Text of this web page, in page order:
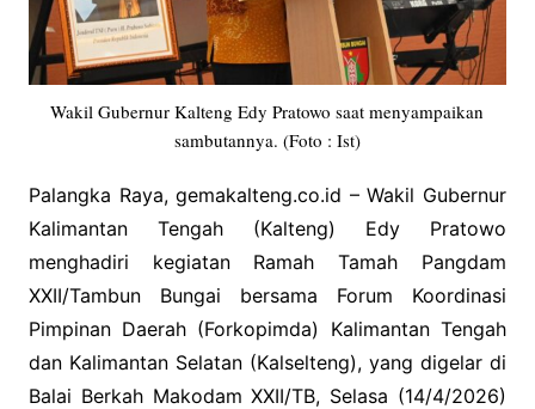
Wakil Gubernur Kalteng Edy Pratowo saat menyampaikan
sambutannya. (Foto : Ist)
Palangka Raya, gemakalteng.co.id – Wakil Gubernur
Kalimantan Tengah (Kalteng) Edy Pratowo
menghadiri kegiatan Ramah Tamah Pangdam
XXII/Tambun Bungai bersama Forum Koordinasi
Pimpinan Daerah (Forkopimda) Kalimantan Tengah
dan Kalimantan Selatan (Kalselteng), yang digelar di
Balai Berkah Makodam XXII/TB, Selasa (14/4/2026)